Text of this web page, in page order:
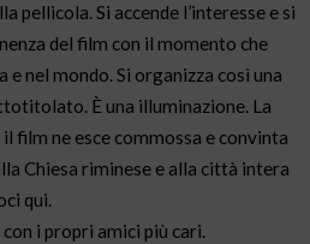
pellicola. Si accende l’interesse e si
del film con il momento che
e nel mondo. Si organizza così una
È una illuminazione. La
film ne esce commossa e convinta
Chiesa riminese e alla città intera
qui.
i propri amici più cari.